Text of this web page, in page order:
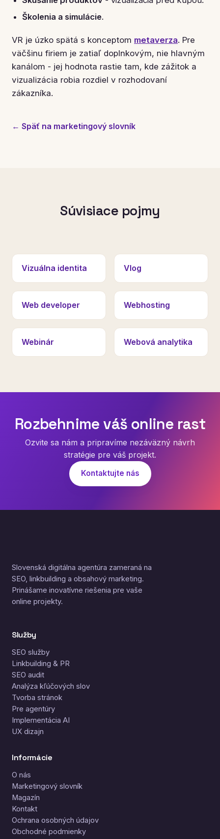
Školenia a simulácie.
VR je úzko spätá s konceptom metaverza. Pre
väčšinu firiem je zatiaľ doplnkovým, nie hlavným
kanálom - jej hodnota rastie tam, kde zážitok a
vizualizácia robia rozdiel v rozhodovaní
zákazníka.
← Späť na marketingový slovník
Súvisiace pojmy
Vizuálna identita Vlog
Web developer Webhosting
Webinár Webová analytika
Rozbehnime váš online rast
Ozvite sa nám a pripravíme nezáväzný návrh
stratégie pre váš projekt.
Kontaktujte nás
Slovenská digitálna agentúra zameraná na
SEO, linkbuilding a obsahový marketing.
Prinášame inovatívne riešenia pre vaše
online projekty.
Služby
SEO služby
Linkbuilding & PR
SEO audit
Analýza kľúčových slov
Tvorba stránok
Pre agentúry
Implementácia AI
UX dizajn
Informácie
O nás
Marketingový slovník
Magazín
Kontakt
Ochrana osobných údajov
Obchodné podmienky